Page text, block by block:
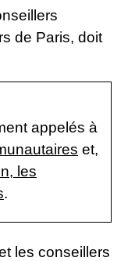
de Paris, doit
appelés à
et,
les
.
les conseillers